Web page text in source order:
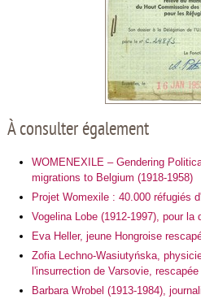
À consulter également
WOMENEXILE – Gendering
migrations to Belgium (1918-1958)
Projet Womexile : 40.000 réfugiés
Vogelina Lobe (1912-1997), pour
Eva Heller, jeune Hongroise
Zofia Lechno-Wasiutyńska,
l'insurrection de Varsovie,
Barbara Wrobel (1913-1984),